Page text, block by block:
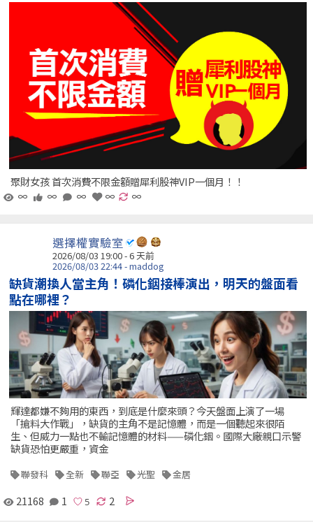
聚財女孩 首次消費不限金額贈犀利股神VIP一個月！！
∞
∞ ∞ ∞ ∞
選擇權實驗室
2026/08/03 19:00 - 6 天前
2026/08/03 22:44 - maddog
缺貨潮換人當主角！磷化銦接棒演出，明天的盤面看
點在哪裡？
輝達都嫌不夠用的東西，到底是什麼來頭？今天盤面上演了一場
「搶料大作戰」，缺貨的主角不是記憶體，而是一個聽起來很陌
生、但威力一點也不輸記憶體的材料——磷化銦。國際大廠親口示警
缺貨恐怕更嚴重，資金
聯發科 全新 聯亞 光聖 金居
21168 1 2